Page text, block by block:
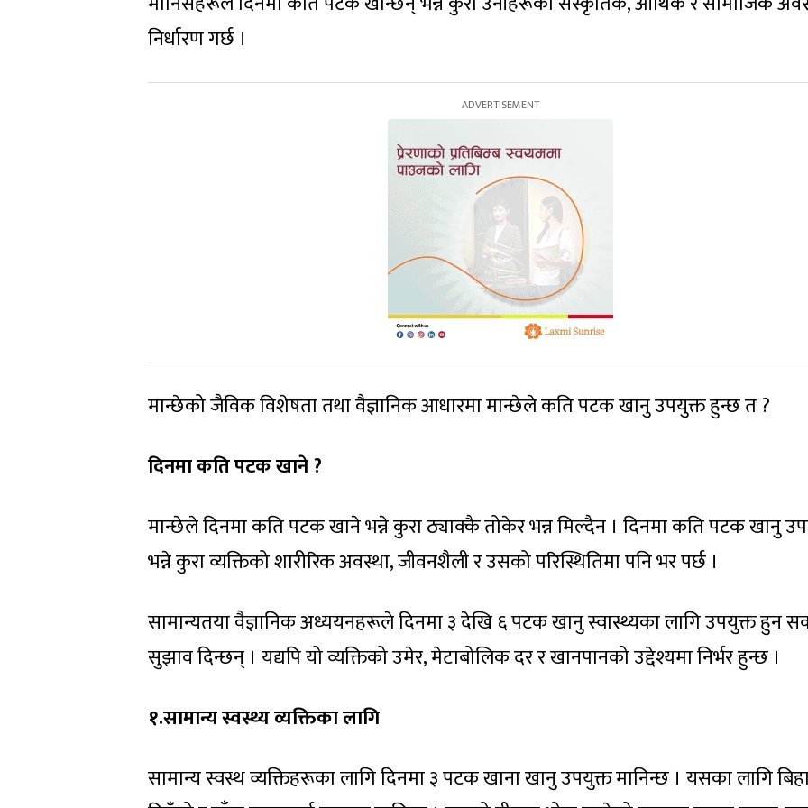
निर्धारण गर्छ ।
मान्छेको जैविक विशेषता तथा वैज्ञानिक आधारमा मान्छेले कति पटक खानु उपयुक्त हुन्छ त ?
दिनमा कति पटक खाने ?
मान्छेले दिनमा कति पटक खाने भन्ने कुरा ठ्याक्कै तोकेर भन्न मिल्दैन । दिनमा कति पटक खानु
भन्ने कुरा व्यक्तिको शारीरिक अवस्था, जीवनशैली र उसको परिस्थितिमा पनि भर पर्छ ।
सामान्यतया वैज्ञानिक अध्ययनहरूले दिनमा ३ देखि ६ पटक खानु स्वास्थ्यका लागि उपयुक्त हुन
सुझाव दिन्छन् । यद्यपि यो व्यक्तिको उमेर, मेटाबोलिक दर र खानपानको उद्देश्यमा निर्भर हुन्छ ।
१.सामान्य स्वस्थ्य व्यक्तिका लागि
सामान्य स्वस्थ व्यक्तिहरूका लागि दिनमा ३ पटक खाना खानु उपयुक्त मानिन्छ । यसका लागि